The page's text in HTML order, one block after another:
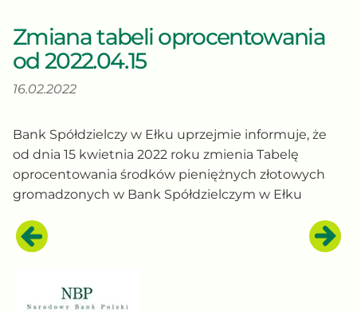
polski
Zmiana tabeli oprocentowania
od 2022.04.15
16.02.2022
Bank Spółdzielczy w Ełku uprzejmie informuje, że
od dnia 15 kwietnia 2022 roku zmienia Tabelę
oprocentowania środków pieniężnych złotowych
gromadzonych w Bank Spółdzielczym w Ełku